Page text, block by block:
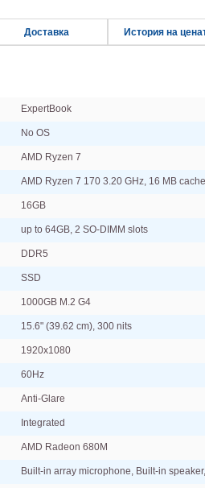
Доставка История на
ExpertBook
No OS
AMD Ryzen 7
AMD Ryzen 7 170 3.20 GHz, 16 MB cache
16GB
up to 64GB, 2 SO-DIMM slots
DDR5
SSD
1000GB M.2 G4
15.6" (39.62 cm), 300 nits
1920x1080
60Hz
Anti-Glare
Integrated
AMD Radeon 680M
Built-in array microphone, Built-in